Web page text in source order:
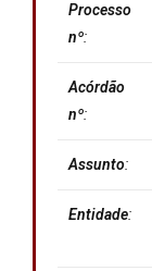
Processo
nº:
Acórdão
nº:
Assunto:
Entidade: